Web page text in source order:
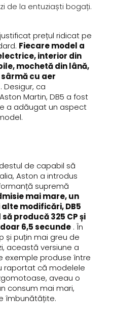
de la entuziaști bogați.
prețul ridicat pe
Fiecare model a
interior din
mochetă din lână,
cu aer
. Desigur, ca
Martin, DB5 a fost
a adăugat un aspect
de capabil să
Aston a introdus
supremă
mai mare, un
modificări, DB5
producă 325 CP și
6,5 secunde . În
și puțin mai greu de
această versiune a
exemple produse între
raportat că modelele
aveau o
consum mai mari,
îmbunătățite.